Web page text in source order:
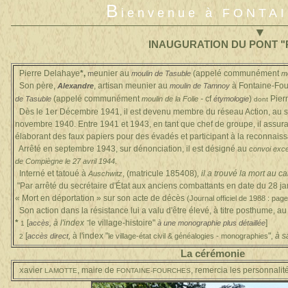
B ienvenue à
▼
INAUGURATION DU PONT
Pierre Delahaye*, meunier au moulin de Tasuble (appelé communément
Son père, Alexandre, artisan meunier au moulin de Tamnoy à Fontaine-
de Tasuble (appelé communémentmoulin de la Folie - cf étymologie) dont
Dès le 1er Décembre 1941, il est devenu membre du réseau Action, au
novembre 1940. Entre 1941 et 1943, en tant que chef de groupe, il
élaborant des faux papiers pour des évadés et participant à la
Arrêté en septembre 1943, sur dénonciation, il est désigné au convoi
de Compiègne le 27 avril 1944
Interné et tatoué à Auschwitz, (matricule 185408), il a trouvé la mort au
"Par arrêté du secrétaire d'État aux anciens combattants en date du 28
« Mort en déportation » sur son acte de décès (Journal officiel de 1988 :
Son action dans la résistance lui a valu d'être élevé, à titre posthume,
* 1 [accès, à l'index " le village-histoire" à une monographie plus détaillée]
2 [accès direct, à l'index "le village-état civil & généalogies - monographies" à
La cérémonie
Xavier LAMOTTE, maire de FONTAINE-FOURCHES, remercia les